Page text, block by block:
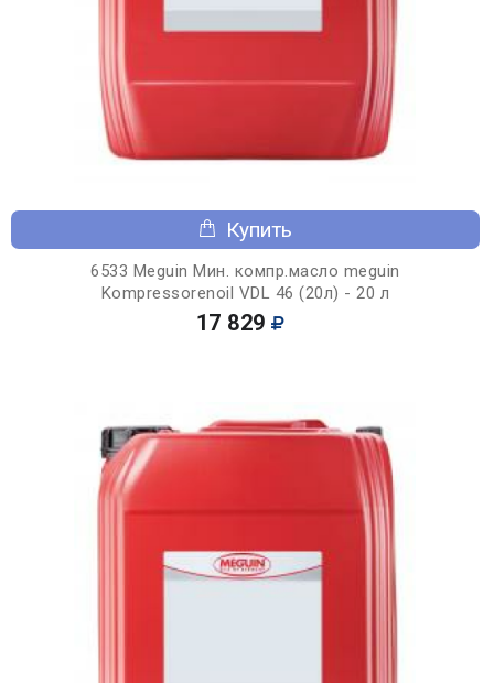
Купить
6533 Meguin Мин. компр.масло meguin
Kompressorenoil VDL 46 (20л) - 20 л
17 829